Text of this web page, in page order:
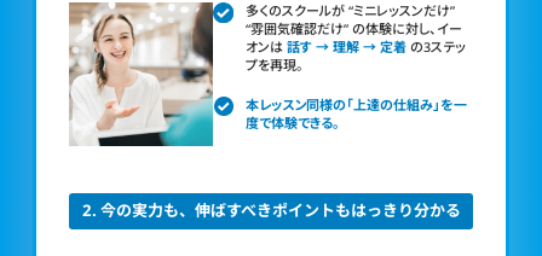
多くのスクールが “ミニレッスンだけ”
“雰囲気確認だけ”の体験に対し、イー
オンは話す → 理解 → 定着 の3ステッ
プを再現。
本レッスン同様の「上達の仕組み」を一
度で体験できる。
2. 今の実力も、伸ばすべきポイントもはっきり分かる